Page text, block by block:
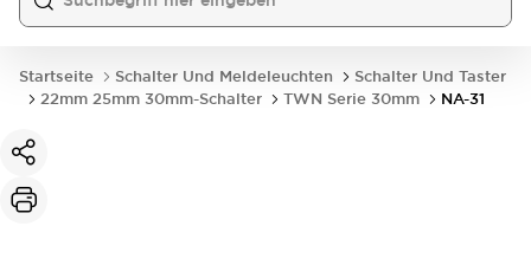
Startseite Schalter Und Meldeleuchten
Schalter Und Taster
22mm 25mm 30mm-Schalter
TWN Serie 30mm NA-31